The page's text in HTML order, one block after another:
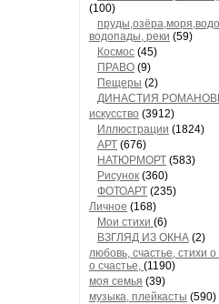
(100)
водопады, реки (59)
Космос (45)
ПРАВО (9)
Пещеры (2)
ДИНАСТИЯ
искусство (3912)
Иллюстрации (1824)
АРТ (676)
НАТЮРМОРТ (583)
Рисунок (360)
ФОТОАРТ (235)
Личное (168)
Мои стихи (6)
ВЗГЛЯД ИЗ ОКНА (2)
любовь, счастье, стихи
о счастье, (1190)
моя семья (39)
музыка, плейкасты (590)